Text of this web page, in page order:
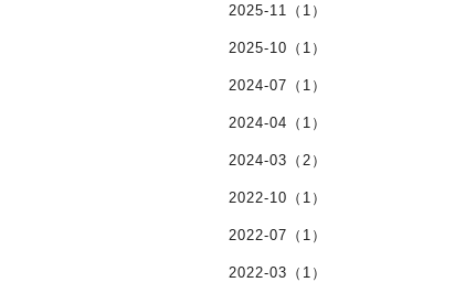
2025-11（1）
2025-10（1）
2024-07（1）
2024-04（1）
2024-03（2）
2022-10（1）
2022-07（1）
2022-03（1）